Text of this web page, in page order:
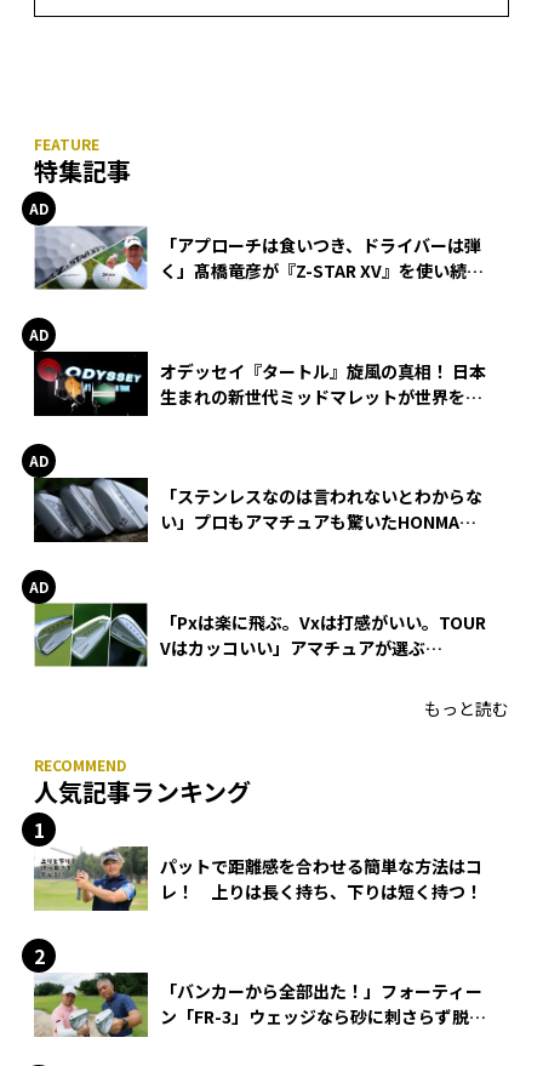
特集記事
「アプローチは食いつき、ドライバーは弾
く」髙橋竜彦が『Z-STAR XV』を使い続け
オデッセイ『タートル』旋風の真相！ 日本
生まれの新世代ミッドマレットが世界を席
「ステンレスなのは言われないとわからな
い」プロもアマチュアも驚いたHONMA
「Pxは楽に飛ぶ。Vxは打感がいい。TOUR
Vはカッコいい」アマチュアが選ぶ
もっと読む
人気記事ランキング
パットで距離感を合わせる簡単な方法はコ
レ！ 上りは長く持ち、下りは短く持つ！
「バンカーから全部出た！」フォーティー
ン「FR-3」ウェッジなら砂に刺さらず脱出